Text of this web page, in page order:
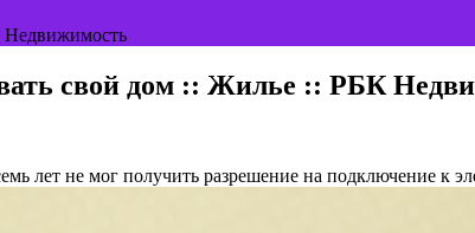
Недвижимость
свой дом :: Жилье :: РБК
лет не мог получить разрешение на подключение к